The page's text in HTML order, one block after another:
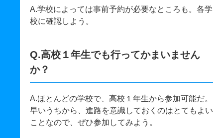
A.学校によっては事前予約が必要なところも。各学
校に確認しよう。
Q.高校１年生でも行ってかまいません
か？
A.ほとんどの学校で、高校１年生から参加可能だ。
早いうちから、進路を意識しておくのはとてもよい
ことなので、ぜひ参加してみよう。